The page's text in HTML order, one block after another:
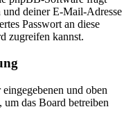
und deiner E-Mail-Adresse
Passwort an diese
zugreifen kannst.
und oben
um das Board betreiben